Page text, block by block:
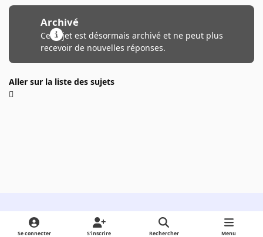
Archivé
Ce sujet est désormais archivé et ne peut plus
recevoir de nouvelles réponses.
Aller sur la liste des sujets
Light ModeDark ModeSystem Preference
Se connecter S’inscrire Rechercher Menu